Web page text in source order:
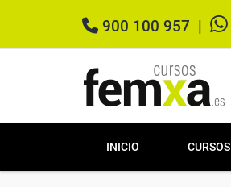
900 100 957
INICIO CURSOS